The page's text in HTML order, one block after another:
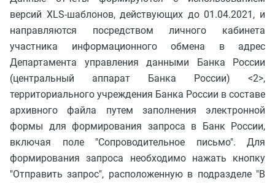
версий XLS-шаблонов, действующих до 01.04.2021, и
направляются посредством личного кабинета
участника информационного обмена в адрес
Департамента управления данными Банка России
(центральный аппарат Банка России) <2>,
территориального учреждения Банка России в составе
архивного файла путем заполнения электронной
формы для формирования запроса в Банк России,
включая поле "Сопроводительное письмо". Для
формирования запроса необходимо нажать кнопку
"Отправить запрос", расположенную в подразделе "В